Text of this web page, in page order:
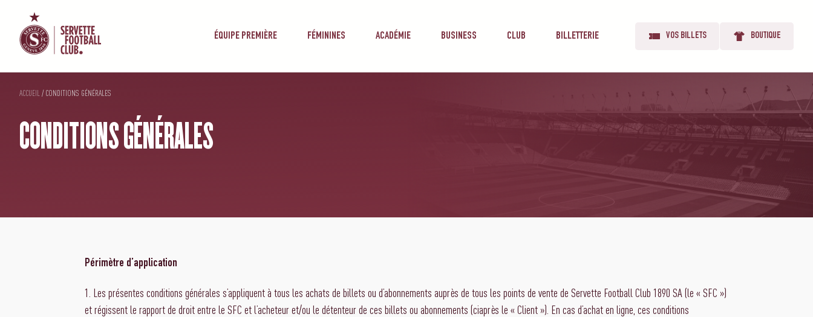
ÉQUIPE PREMIÈRE FÉMININES ACADÉMIE BUSINESS CLUB BILLETTERIE VOS BILLETS BOUTIQUE
ACCUEIL /CONDITIONS GÉNÉRALES
CONDITIONS GÉNÉRALES
Périmètre d’application
1. Les présentes conditions générales s’appliquent à tous les achats de billets ou d’abonnements auprès de tous les points de vente de Servette Football Club 1890 SA (le « SFC »)
et régissent le rapport de droit entre le SFC et l’acheteur et/ou le détenteur de ces billets ou abonnements (ciaprès le « Client »). En cas d’achat en ligne, ces conditions